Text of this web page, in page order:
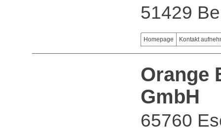
51429
Homepage Kontakt
Orange
GmbH
65760